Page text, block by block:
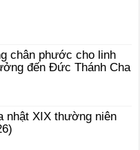
chân phước cho linh
đến Đức Thánh Cha
nhật XIX thường niên